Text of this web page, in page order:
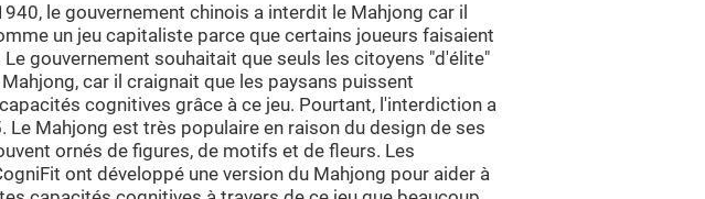
le gouvernement chinois a interdit le Mahjong car il
un jeu capitaliste parce que certains joueurs faisaient
gouvernement souhaitait que seuls les citoyens "d'élite"
car il craignait que les paysans puissent
cognitives grâce à ce jeu. Pourtant, l'interdiction a
Le Mahjong est très populaire en raison du design de ses
ornés de figures, de motifs et de fleurs. Les
ont développé une version du Mahjong pour aider à